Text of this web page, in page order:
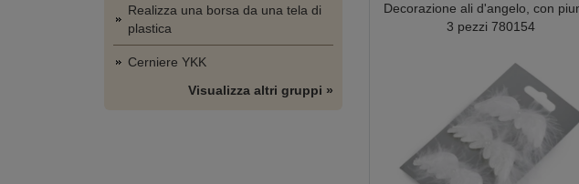
Realizza una borsa da una tela di
plastica
Cerniere YKK
Visualizza altri gruppi »
Decorazione ali d'angelo, con
3 pezzi 780154